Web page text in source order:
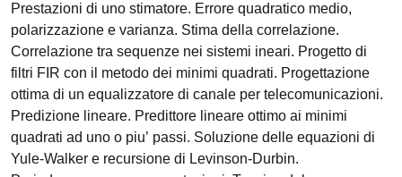
Prestazioni di uno stimatore. Errore quadratico medio,
polarizzazione e varianza. Stima della correlazione.
Correlazione tra sequenze nei sistemi ineari. Progetto di
filtri FIR con il metodo dei minimi quadrati. Progettazione
ottima di un equalizzatore di canale per telecomunicazioni.
Predizione lineare. Predittore lineare ottimo ai minimi
quadrati ad uno o piu’ passi. Soluzione delle equazioni di
Yule-Walker e recursione di Levinson-Durbin.